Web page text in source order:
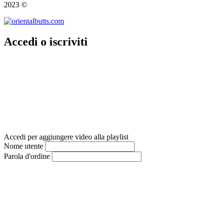
2023 ©
Accedi o iscriviti
Accedi per aggiungere video alla playlist
Nome utente
Parola d'ordine